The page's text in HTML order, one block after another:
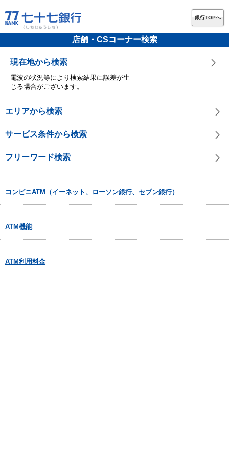
銀行TOPへ
店舗・CSコーナー検索
現在地から検索
電波の状況等により検索結果に誤差が生
じる場合がございます。
エリアから検索
サービス条件から検索
フリーワード検索
コンビニATM（イーネット、ローソン銀行、セブン銀行）
ATM機能
ATM利用料金